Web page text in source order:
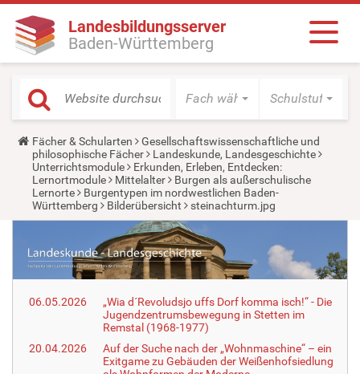
Landesbildungsserver
Baden-Württemberg
Fach wählen Schulstufe
Y
o
u
a
r
e
h
e
:
Fächer & Schularten
Gesellschaftswissenschaftliche und
philosophische Fächer
Landeskunde, Landesgeschichte
Unterrichtsmodule
Erkunden, Erleben, Entdecken:
Lernortmodule
Mittelalter
Burgen als außerschulische
Lernorte
Burgentypen im nordwestlichen Baden-
Württemberg
Bilderübersicht steinachturm.jpg
06.05.2026
„Wia d´Revoludsjo uffs Dorf komma isch!“ - Die
Jugendzentrumsbewegung in Stetten im
Remstal (1968-1977)
20.04.2026
Auf der Suche nach der „Wohnmaschine“ – ein
Exitgame zu Gebäuden der Weißenhofsiedlung